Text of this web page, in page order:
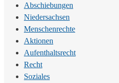
Abschiebungen
Niedersachsen
Menschenrechte
Aktionen
Aufenthaltsrecht
Recht
Soziales